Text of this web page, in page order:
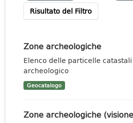
Risultato del Filtro
Zone archeologiche
Elenco delle particelle
archeologico
Geocatalogo
Zone archeologiche